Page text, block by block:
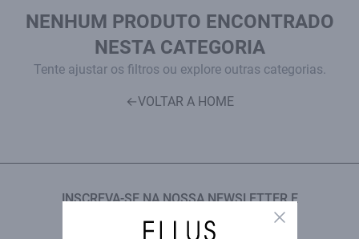
NENHUM PRODUTO ENCONTRADO
NESTA CATEGORIA
Tente ajustar os filtros ou explore outras categorias.
←VOLTAR A HOME
Close
INSCREVA-SE NA NOSSA NEWSLETTER E
GANHE 15% OFF NA PRIMEIRA COMPRA